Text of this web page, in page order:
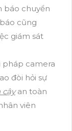
báo chuyển
cũng
giám sát
pháp camera
đòi hỏi sự
cậyan toàn
viên